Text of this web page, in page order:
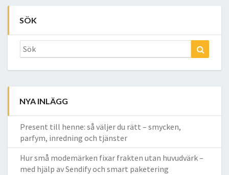
SÖK
Search
for:
NYA INLÄGG
Present till henne: så väljer du rätt – smycken,
parfym, inredning och tjänster
Hur små modemärken fixar frakten utan huvudvärk –
med hjälp av Sendify och smart paketering